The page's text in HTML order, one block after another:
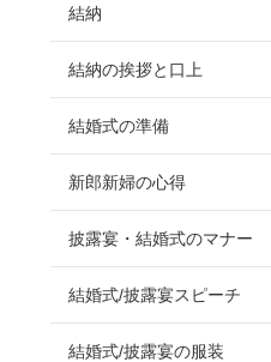
結納
結納の挨拶と口上
結婚式の準備
新郎新婦の心得
披露宴・結婚式のマナー
結婚式/披露宴スピーチ
結婚式/披露宴の服装